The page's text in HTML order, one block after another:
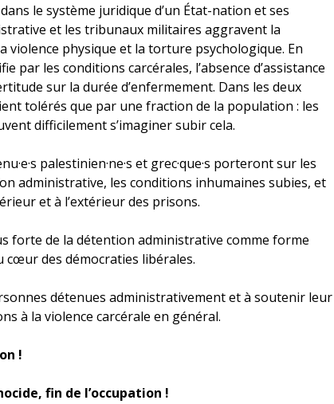
le système juridique d’un État-nation et ses
et les tribunaux militaires aggravent la
violence physique et la torture psychologique. En
par les conditions carcérales, l’absence d’assistance
sur la durée d’enfermement. Dans les deux
tolérés que par une fraction de la population : les
difficilement s’imaginer subir cela.
palestinien·ne·s et grec·que·s porteront sur les
administrative, les conditions inhumaines subies, et
et à l’extérieur des prisons.
forte de la détention administrative comme forme
cœur des démocraties libérales.
détenues administrativement et à soutenir leur
à la violence carcérale en général.
!
fin de l’occupation !